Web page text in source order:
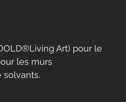
Art) pour le
les murs
solvants.